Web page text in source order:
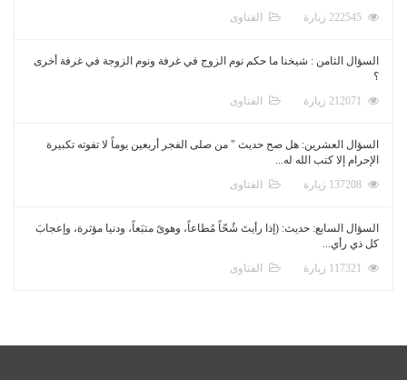
الفتاوى
السؤال الثامن : شيخنا ما حكم نوم الزوج في غرفة ونوم الزوجة في غرفة أخرى
؟
الفتاوى
السؤال العشرين: هل صح حديث " من صلى الفجر أربعين يوماً لا تفوته تكبيرة
الإحرام إلا كتب الله له...
الفتاوى
السؤال السابع: حديث: (إذا رأيتَ شُحّاً مُطاعاً، وهوىً متبَعاً، ودنيا مؤثرة، وإعجابَ
كل ذي رأي...
الفتاوى